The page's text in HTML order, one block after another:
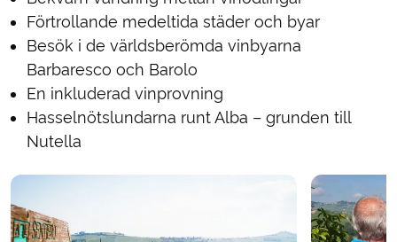
Förtrollande medeltida städer och byar
Besök i de världsberömda vinbyarna
Barbaresco och Barolo
En inkluderad vinprovning
Hasselnötslundarna runt Alba – grunden till
Nutella